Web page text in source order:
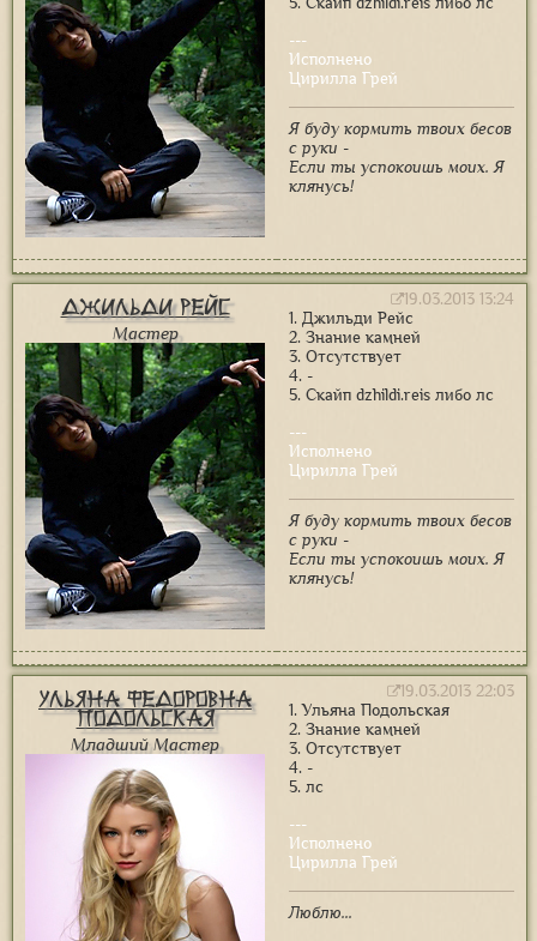
---
Исполнено
Цирилла Грей
Я буду кормить твоих бесов
с руки -
Если ты успокоишь моих. Я
клянусь!
Джильди Рейс
Мастер
19.03.2013 13:24
1. Джильди Рейс
2. Знание камней
3. Отсутствует
4. -
5. Скайп dzhildi.reis либо лс
---
Исполнено
Цирилла Грей
Я буду кормить твоих бесов
с руки -
Если ты успокоишь моих. Я
клянусь!
Ульяна Федоровна
Подольская
Младший Мастер
19.03.2013 22:03
1. Ульяна Подольская
2. Знание камней
3. Отсутствует
4. -
5. лс
---
Исполнено
Цирилла Грей
Люблю...